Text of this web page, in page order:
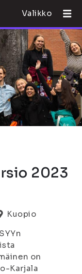
Valikko
2023
Kuopio
on
Karjala